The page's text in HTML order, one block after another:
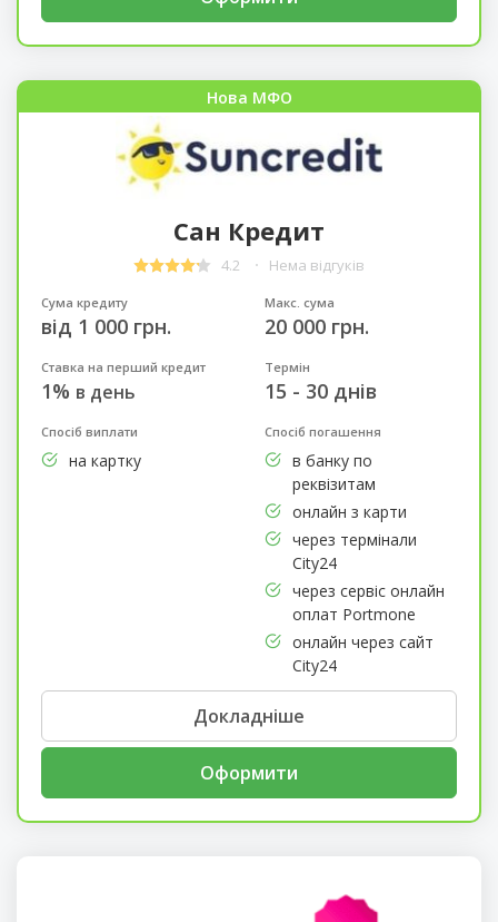
Нова МФО
Сан Кредит
4.2 Нема відгуків
Сума кредиту
від 1 000 грн.
Макс. сума
20 000 грн.
Ставка на перший кредит
1% в день
Термін
15 - 30 днів
Спосіб виплати
на картку
Спосіб погашення
в банку по
реквізитам
онлайн з карти
через термінали
City24
через сервіс онлайн
оплат Portmone
онлайн через сайт
City24
Докладніше
Оформити